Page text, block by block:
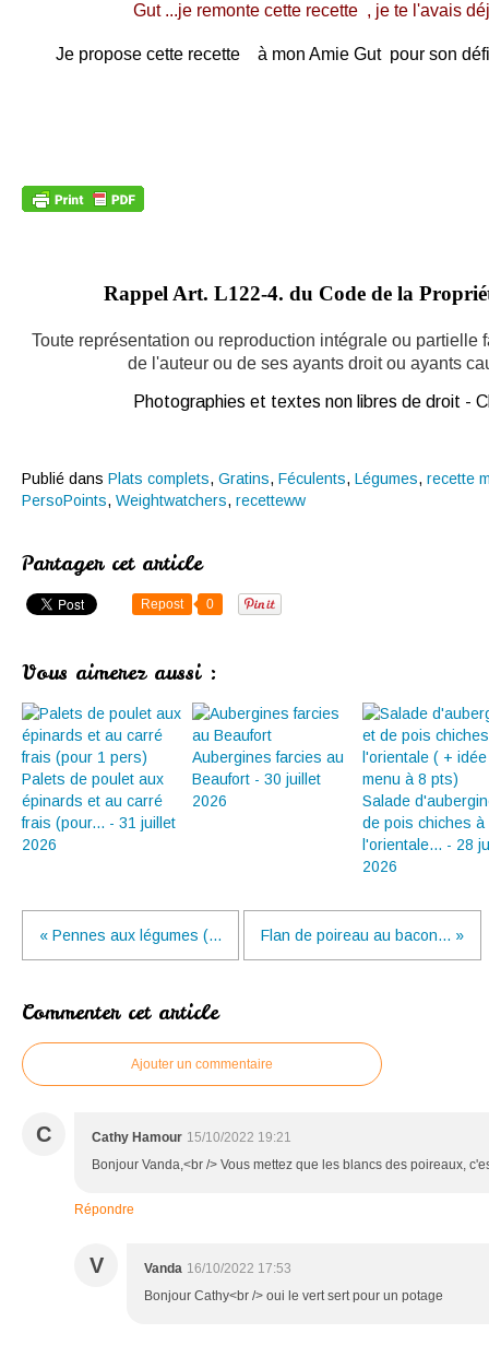
Gut ...je remonte cette recette , je te l'avais
Je propose cette recette à mon Amie Gut pour son
Rappel Art. L122-4. du Code de la
Toute représentation ou reproduction intégrale ou partielle
de l'auteur ou de ses ayants droit ou ayants
Photographies et textes non libres de droit -
Publié dans Plats complets, Gratins, Féculents, Légumes, recette
PersoPoints, Weightwatchers, recetteww
Partager cet article
Repost 0
Vous aimerez aussi :
Palets de poulet aux
épinards et au carré
frais (pour... - 31 juillet
2026
Aubergines farcies au
Beaufort - 30 juillet
2026
Salade
de pois chiches à
l'orientale... - 28
2026
« Pennes aux légumes (... Flan de poireau au bacon... »
Commenter cet article
Ajouter un commentaire
C Cathy Hamour 15/10/2022 19:21
Bonjour Vanda,<br /> Vous mettez que les blancs des poireaux,
Répondre
V Vanda 16/10/2022 17:53
Bonjour Cathy<br /> oui le vert sert pour un potage